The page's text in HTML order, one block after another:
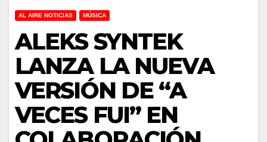
AL AIRE NOTICIAS MÚSICA
ALEKS SYNTEK
LANZA LA NUEVA
VERSIÓN DE “A
VECES FUI” EN